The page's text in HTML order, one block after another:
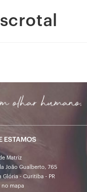
ESTAMOS
Matriz
João Gualberto, 765
Glória - Curitiba - PR
no mapa